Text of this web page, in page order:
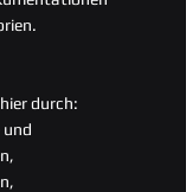
durch:
und